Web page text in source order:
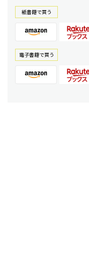
紙書籍で買う
電⼦書籍で買う